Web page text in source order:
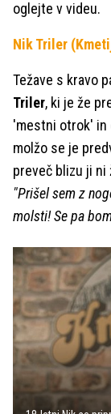
oglejte v videu.
Nik Triler
Težave s kravo
Triler, ki je že
'mestni otrok' in
molžo se je
preveč blizu ji ni
"Prišel sem z
molsti! Se pa